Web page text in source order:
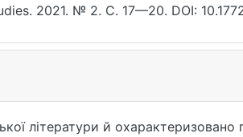
2021. № 2. С. 17—20. DOI:
літератури й охарактеризовано